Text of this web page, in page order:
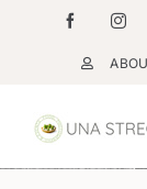
contenuto
Facebook